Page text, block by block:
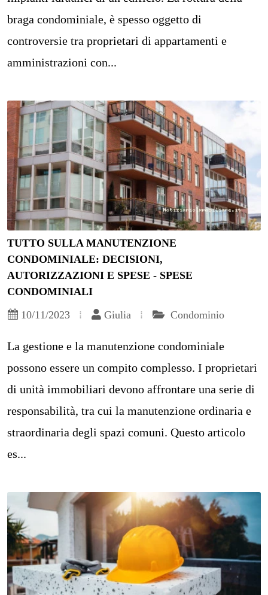
braga condominiale, è spesso oggetto di
controversie tra proprietari di appartamenti e
amministrazioni con...
TUTTO SULLA MANUTENZIONE
CONDOMINIALE: DECISIONI,
AUTORIZZAZIONI E SPESE - SPESE
CONDOMINIALI
10/11/2023
Giulia Condominio
La gestione e la manutenzione condominiale
possono essere un compito complesso. I proprietari
di unità immobiliari devono affrontare una serie di
responsabilità, tra cui la manutenzione ordinaria e
straordinaria degli spazi comuni. Questo articolo
es...